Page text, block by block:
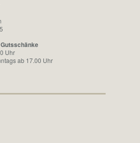
Uhr
ab 17.00 Uhr